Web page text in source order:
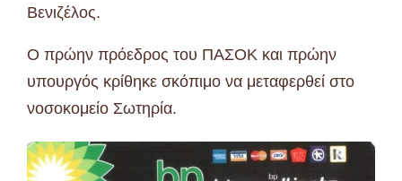
Βενιζέλος.
Ο πρώην πρόεδρος του ΠΑΣΟΚ και πρώην
υπουργός κρίθηκε σκόπιμο να μεταφερθεί στο
νοσοκομείο Σωτηρία.